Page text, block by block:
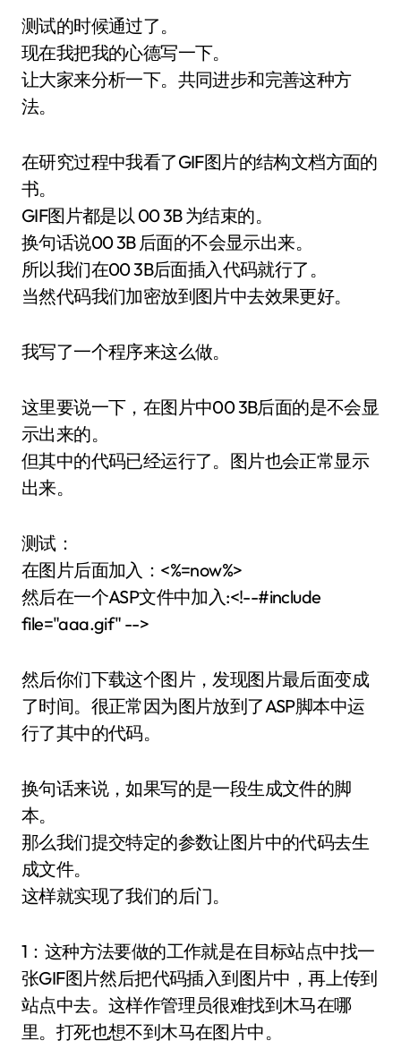
测试的时候通过了。
现在我把我的心德写一下。
让大家来分析一下。共同进步和完善这种方
法。
在研究过程中我看了GIF图片的结构文档方面的
书。
GIF图片都是以 00 3B 为结束的。
换句话说00 3B 后面的不会显示出来。
所以我们在00 3B后面插入代码就行了。
当然代码我们加密放到图片中去效果更好。
我写了一个程序来这么做。
这里要说一下，在图片中00 3B后面的是不会显
示出来的。
但其中的代码已经运行了。图片也会正常显示
出来。
测试：
在图片后面加入：<%=now%>
然后在一个ASP文件中加入:<!--#include
file="aaa.gif" -->
然后你们下载这个图片，发现图片最后面变成
了时间。很正常因为图片放到了ASP脚本中运
行了其中的代码。
换句话来说，如果写的是一段生成文件的脚
本。
那么我们提交特定的参数让图片中的代码去生
成文件。
这样就实现了我们的后门。
1：这种方法要做的工作就是在目标站点中找一
张GIF图片然后把代码插入到图片中，再上传到
站点中去。这样作管理员很难找到木马在哪
里。打死也想不到木马在图片中。